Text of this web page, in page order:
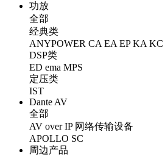
功放
全部
经典类
ANYPOWER CA EA EP KA KC
DSP类
ED ema MPS
定压类
IST
Dante AV
全部
AV over IP 网络传输设备
APOLLO SC
周边产品